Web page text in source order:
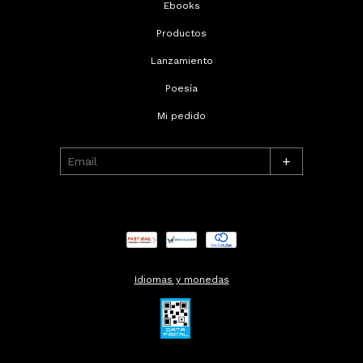
Ebooks
Productos
Lanzamiento
Poesía
Mi pedido
+
Idiomas y monedas